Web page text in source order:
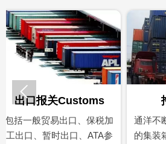
拖车Trailer
通洋不断与多家规模化运营
的集装箱卡车运输公司、服
本公
务类
